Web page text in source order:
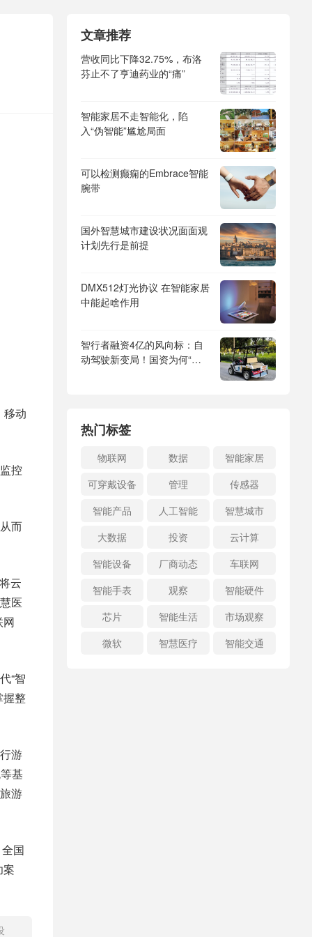
移动
控
而
云
医
网
“智
握整
游
基
游
国
案
文章推荐
营收同比下降32.75%，布洛
芬止不了亨迪药业的“痛”
智能家居不走智能化，陷
入“伪智能”尴尬局面
可以检测癫痫的Embrace智能
腕带
国外智慧城市建设状况面面观
计划先行是前提
DMX512灯光协议 在智能家居
中能起啥作用
智行者融资4亿的风向标：自
动驾驶新变局！国资为何“下
热门标签
物联网 数据
智能家居
可穿戴设备
管理
传感器
智能产品
人工智能
智慧城市
大数据
投资
云计算
智能设备
厂商动态
车联网
智能手表
观察
智能硬件
芯片
智能生活
市场观察
微软
智慧医疗 智能交通